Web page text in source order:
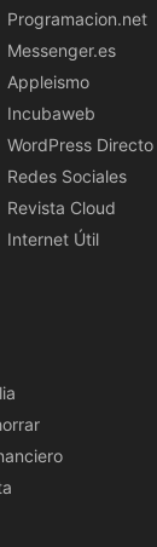
Programacion.net
Messenger.es
Appleismo
Incubaweb
WordPress Directo
Redes Sociales
Revista Cloud
Internet Útil